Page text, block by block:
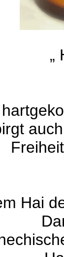
„
Hai